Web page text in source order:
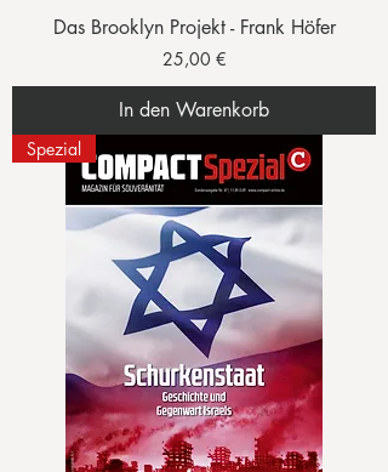
Das Brooklyn Projekt - Frank Höfer
Preis
25,00 €
In den Warenkorb
Spezial